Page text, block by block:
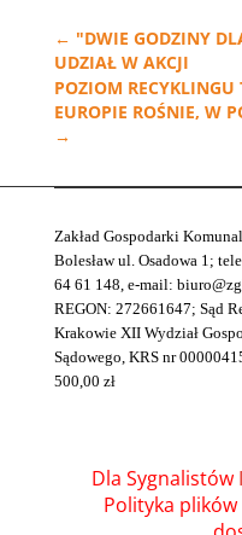
← "DWIE GODZINY
UDZIAŁ W AKCJI
POZIOM RECYKLINGU
EUROPIE ROŚNIE, W
→
Zakład Gospodarki
Bolesław ul. Osadowa 1;
64 61 148, e-mail:
REGON: 272661647; Sąd
Krakowie XII Wydział
Sądowego, KRS nr
500,00 zł
Dla Sygnalistów I
Polityka